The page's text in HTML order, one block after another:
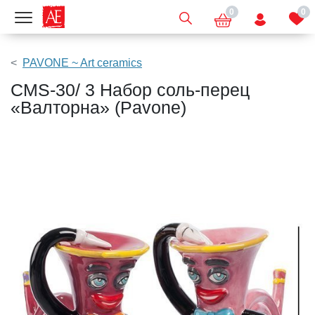
Показать меню 0 0
PAVONE ~ Art ceramics
CMS-30/ 3 Набор соль-перец
«Валторна» (Pavone)